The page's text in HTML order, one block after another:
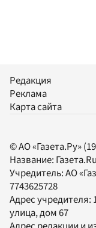
Редакция
Реклама
Карта сайта
© АО «Газета.Ру»
Название: Газета.Ru
Учредитель:АО
7743625728
Адрес учредителя:
улица, дом 67